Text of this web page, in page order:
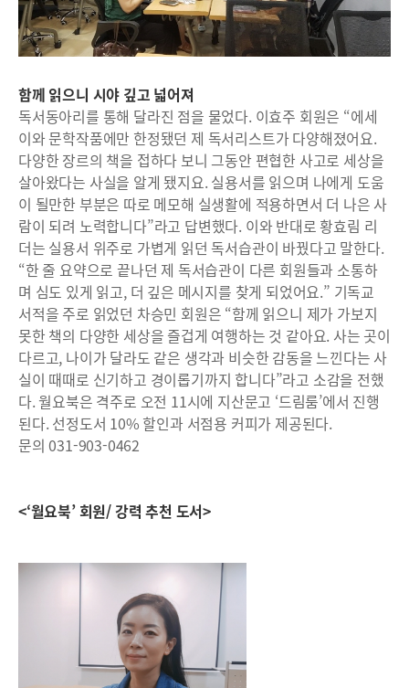
함께 읽으니 시야 깊고 넓어져
독서동아리를 통해 달라진 점을 물었다. 이효주 회원은 “에세
이와 문학작품에만 한정됐던 제 독서리스트가 다양해졌어요.
다양한 장르의 책을 접하다 보니 그동안 편협한 사고로 세상을
살아왔다는 사실을 알게 됐지요. 실용서를 읽으며 나에게 도움
이 될만한 부분은 따로 메모해 실생활에 적용하면서 더 나은 사
람이 되려 노력합니다”라고 답변했다. 이와 반대로 황효림 리
더는 실용서 위주로 가볍게 읽던 독서습관이 바꿨다고 말한다.
“한 줄 요약으로 끝나던 제 독서습관이 다른 회원들과 소통하
며 심도 있게 읽고, 더 깊은 메시지를 찾게 되었어요.” 기독교
서적을 주로 읽었던 차승민 회원은 “함께 읽으니 제가 가보지
못한 책의 다양한 세상을 즐겁게 여행하는 것 같아요. 사는 곳이
다르고, 나이가 달라도 같은 생각과 비슷한 감동을 느낀다는 사
실이 때때로 신기하고 경이롭기까지 합니다”라고 소감을 전했
다. 월요북은 격주로 오전 11시에 지산문고 ‘드림룸’에서 진행
된다. 선정도서 10% 할인과 서점용 커피가 제공된다.
문의 031-903-0462
<‘월요북’ 회원/ 강력 추천 도서>